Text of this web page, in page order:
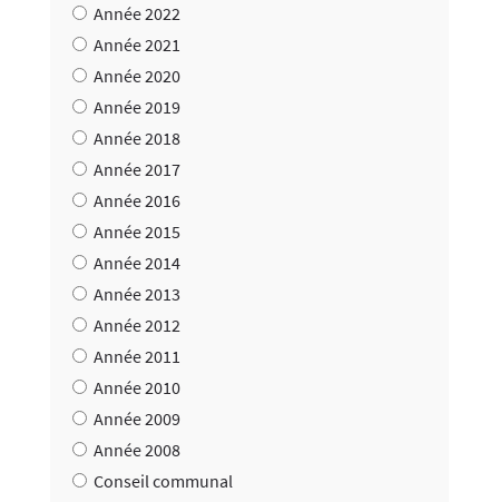
Année 2022
Année 2021
Année 2020
Année 2019
Année 2018
Année 2017
Année 2016
Année 2015
Année 2014
Année 2013
Année 2012
Année 2011
Année 2010
Année 2009
Année 2008
Conseil communal